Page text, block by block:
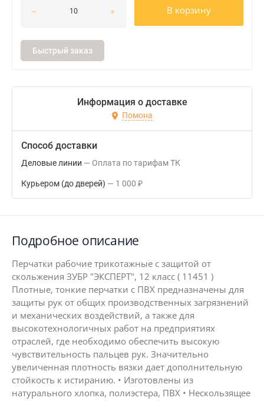
В корзину
Быстрый заказ
Информация о доставке
Помона
Способ доставки
Деловые линии Оплата по тарифам ТК
Курьером (до дверей) 1 000 ₽
Подробное описание
Перчатки рабочие трикотажные с защитой от
скольжения ЗУБР "ЭКСПЕРТ", 12 класс ( 11451 )
Плотные, тонкие перчатки с ПВХ предназначены для
защиты рук от общих производственных загрязнений
и механических воздействий, а также для
высокотехнологичных работ на предприятиях
отраслей, где необходимо обеспечить высокую
чувствительность пальцев рук. Значительно
увеличенная плотность вязки дает дополнительную
стойкость к истиранию. • Изготовлены из
натурального хлопка, полиэстера, ПВХ • Нескользящее